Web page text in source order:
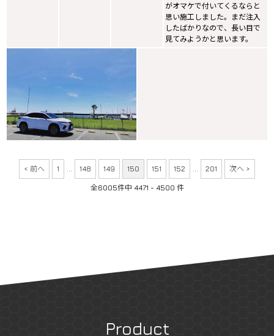
がオマケで付いてくるならと
思い施工しました。まだ注入
したばかりなので、長い目で
見てみようかと思います。
< 前へ 1 148 149 150 151 152 201 次へ >
全6005件中 4471 - 4500 件
Product